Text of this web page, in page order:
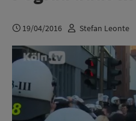
19/04/2016 Stefan Leonte